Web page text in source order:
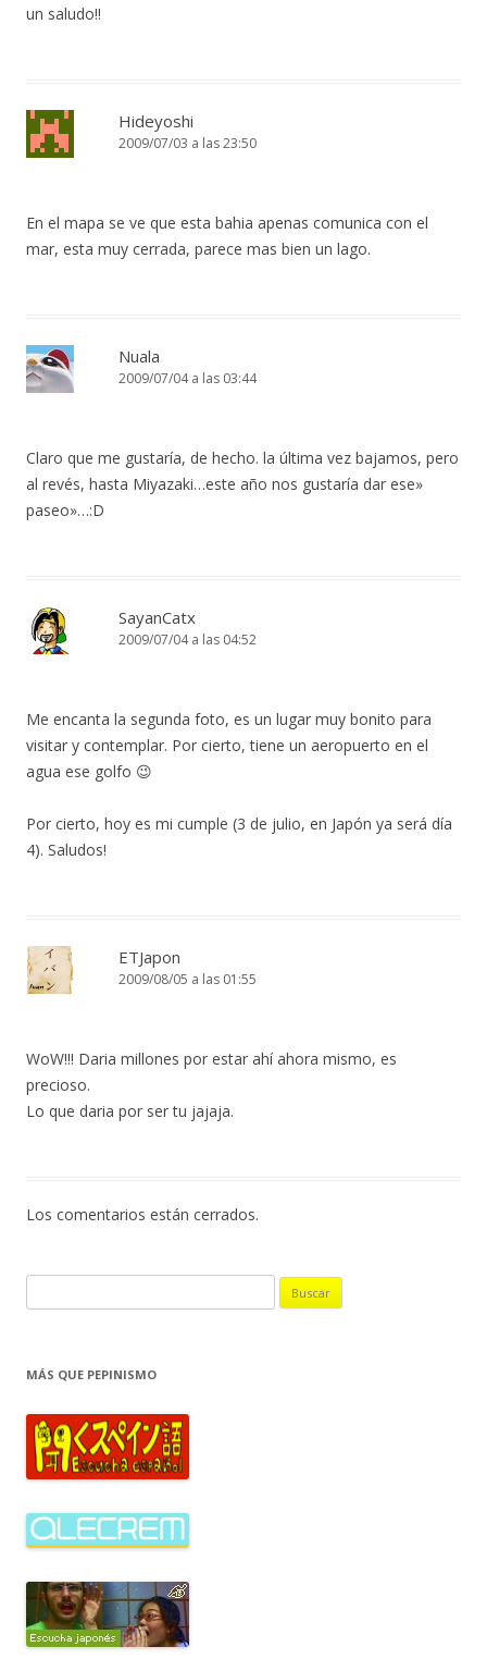
un saludo!!
Hideyoshi
2009/07/03 a las 23:50
En el mapa se ve que esta bahia apenas comunica con el
mar, esta muy cerrada, parece mas bien un lago.
Nuala
2009/07/04 a las 03:44
Claro que me gustaría, de hecho. la última vez bajamos, pero
al revés, hasta Miyazaki…este año nos gustaría dar ese»
paseo»…:D
SayanCatx
2009/07/04 a las 04:52
Me encanta la segunda foto, es un lugar muy bonito para
visitar y contemplar. Por cierto, tiene un aeropuerto en el
agua ese golfo 😉
Por cierto, hoy es mi cumple (3 de julio, en Japón ya será día
4). Saludos!
ETJapon
2009/08/05 a las 01:55
WoW!!! Daria millones por estar ahí ahora mismo, es
precioso.
Lo que daria por ser tu jajaja.
Los comentarios están cerrados.
u
c
r
MÁS QUE PEPINISMO